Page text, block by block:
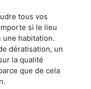
tous vos
si le lieu
habitation.
dératisation, un
la qualité
que de cela